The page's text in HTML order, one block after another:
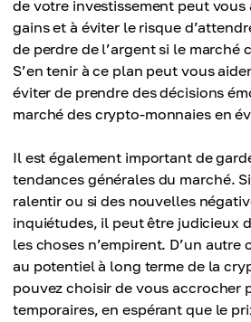
de votre investissement peut vous
gains et à éviter le risque
de perdre de l’argent si le marché
S’en tenir à ce plan peut vous
éviter de prendre des décisions
marché des crypto-monnaies en
Il est également important de
tendances générales du marché.
ralentir ou si des nouvelles
inquiétudes, il peut être judicieux
les choses n’empirent. D’un autre
au potentiel à long terme de la
pouvez choisir de vous accrocher
temporaires, en espérant que le